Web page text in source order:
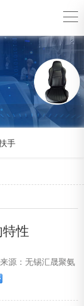
手
性
来源：无锡汇晟聚氨